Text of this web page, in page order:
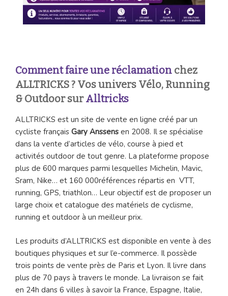
Comment faire une réclamation chez
ALLTRICKS ? Vos univers Vélo, Running
& Outdoor surAlltricks
ALLTRICKS est un site de vente en ligne créé par un
cycliste français Gary Anssens en 2008. Il se spécialise
dans la vente d’articles de vélo, course à pied et
activités outdoor de tout genre. La plateforme propose
plus de 600 marques parmi lesquelles Michelin, Mavic,
Sram, Nike… et 160 000références répartis en VTT,
running, GPS, triathlon… Leur objectif est de proposer un
large choix et catalogue des matériels de cyclisme,
running et outdoor à un meilleur prix.
Les produits d’ALLTRICKS est disponible en vente à des
boutiques physiques et sur l’e-commerce. Il possède
trois points de vente près de Paris et Lyon. Il livre dans
plus de 70 pays à travers le monde. La livraison se fait
en 24h dans 6 villes à savoir la France, Espagne, Italie,